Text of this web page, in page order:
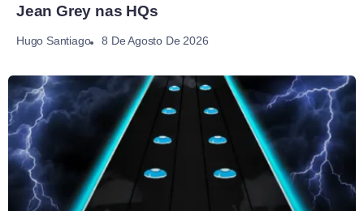
Jean Grey nas HQs
Hugo Santiago 8 De Agosto De 2026